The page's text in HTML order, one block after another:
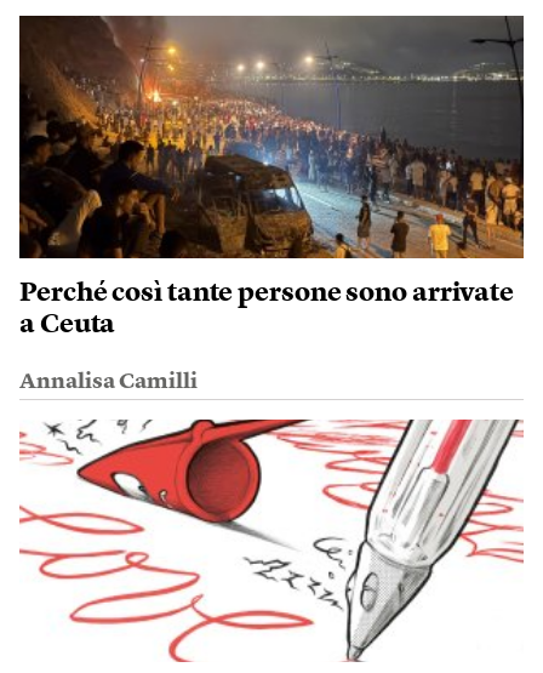
Perché così tante persone sono arrivate
a Ceuta
Annalisa Camilli